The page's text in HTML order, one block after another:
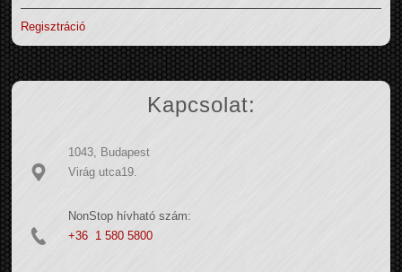
Regisztráció
Kapcsolat:
1043, Budapest
Virág utca19.
NonStop hívható szám:
+36 1 580 5800